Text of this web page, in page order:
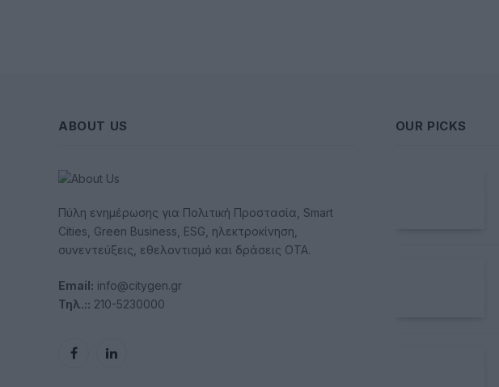
ABOUT US
Πύλη ενημέρωσης για Πολιτική Προστασία, Smart
Cities, Green Business, ESG, ηλεκτροκίνηση,
συνεντεύξεις, εθελοντισμό και δράσεις ΟΤΑ.
Email: info@citygen.gr
Τηλ.:: 210-5230000
FacebookLinkedIn
OUR PICKS